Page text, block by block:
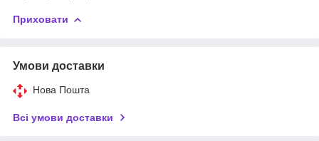
Приховати
Умови доставки
Нова Пошта
Всі умови доставки